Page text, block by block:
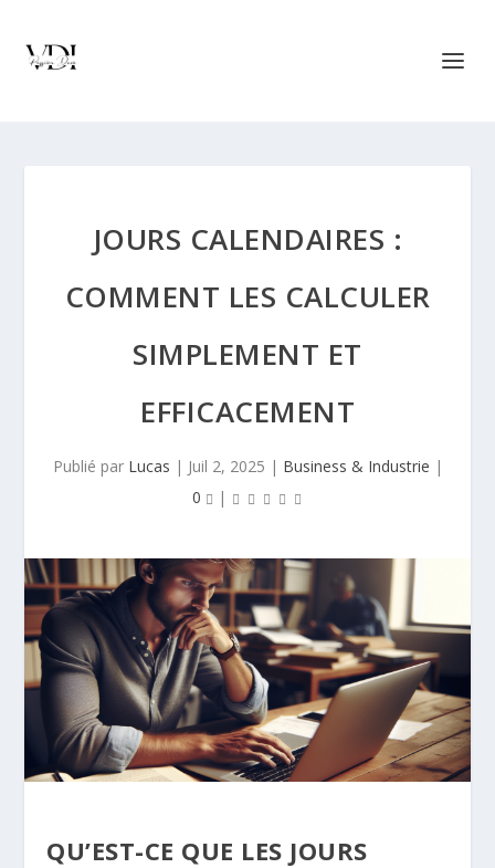
JOURS CALENDAIRES :
COMMENT LES CALCULER
SIMPLEMENT ET
EFFICACEMENT
Publié par Lucas | Juil 2, 2025 | Business & Industrie |
0
|
QU’EST-CE QUE LES JOURS